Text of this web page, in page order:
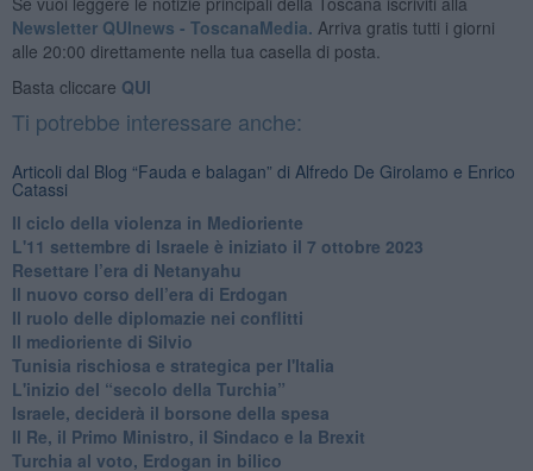
Newsletter QUInews - ToscanaMedia. Arriva gratis tutti i giorni
alle 20:00 direttamente nella tua casella di posta.
Basta cliccare QUI
Ti potrebbe interessare anche:
Articoli dal Blog “Fauda e balagan” di Alfredo De Girolamo e Enrico
Catassi
Il ciclo della violenza in Medioriente
L'11 settembre di Israele è iniziato il 7 ottobre 2023
Resettare l’era di Netanyahu
​Il nuovo corso dell’era di Erdogan
Il ruolo delle diplomazie nei conflitti
Il medioriente di Silvio
Tunisia rischiosa e strategica per l'Italia
L'inizio del “secolo della Turchia”
Israele, deciderà il borsone della spesa
Il Re, il Primo Ministro, il Sindaco e la Brexit
Turchia al voto, Erdogan in bilico